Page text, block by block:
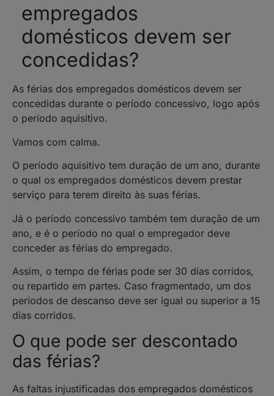
empregados
domésticos devem ser
concedidas?
As férias dos empregados domésticos devem ser
concedidas durante o período concessivo, logo após
o período aquisitivo.
Vamos com calma.
O período aquisitivo tem duração de um ano, durante
o qual os empregados domésticos devem prestar
serviço para terem direito às suas férias.
Já o período concessivo também tem duração de um
ano, e é o período no qual o empregador deve
conceder as férias do empregado.
Assim, o tempo de férias pode ser 30 dias corridos,
ou repartido em partes. Caso fragmentado, um dos
períodos de descanso deve ser igual ou superior a 15
dias corridos.
O que pode ser descontado
das férias?
As faltas injustificadas dos empregados domésticos